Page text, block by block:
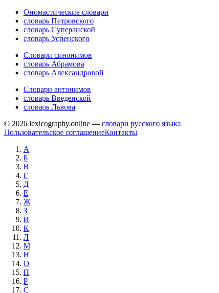
Ономастические словари
словарь Петровского
словарь Суперанской
словарь Успенского
Словари синонимов
словарь Абрамова
словарь Александровой
Словари антонимов
словарь Введенской
словарь Львова
© 2026 lexicography.online — словари русского языка
Пользовательское соглашениеКонтакты
А
Б
В
Г
Д
Е
Ж
З
И
К
Л
М
Н
О
П
Р
С